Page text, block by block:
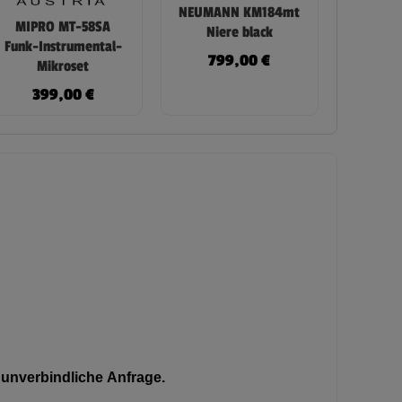
MIPRO MT-58SA
Funk-Instrumental-
Mikroset
399,00€
NEUMANN KM184mt
Niere black
799,00€
Anfrage.